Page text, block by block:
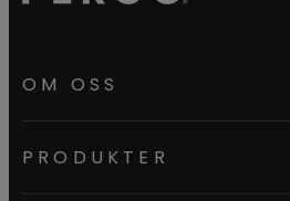
OM OSS
PRODUKTER